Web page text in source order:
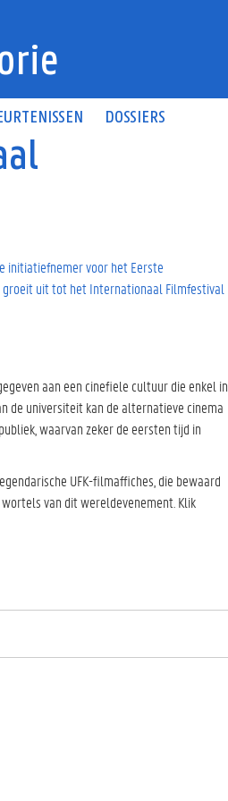
DOSSIERS
initiatiefnemer voor het Eerste
uit tot het Internationaal Filmfestival
aan een cinefiele cultuur die enkel in
de universiteit kan de alternatieve cinema
waarvan zeker de eersten tijd in
UFK-filmaffiches, die bewaard
van dit wereldevenement. Klik